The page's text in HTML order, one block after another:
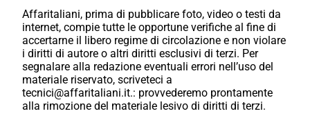
Affaritaliani, prima di pubblicare foto, video o testi da
internet, compie tutte le opportune verifiche al fine di
accertarne il libero regime di circolazione e non violare
i diritti di autore o altri diritti esclusivi di terzi. Per
segnalare alla redazione eventuali errori nell’uso del
materiale riservato, scriveteci a
tecnici@affaritaliani.it.: provvederemo prontamente
alla rimozione del materiale lesivo di diritti di terzi.